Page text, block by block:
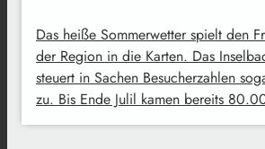
Das heiße Sommerwetter spielt den
der Region in die Karten. Das
steuert in Sachen Besucherzahlen
zu. Bis Ende Julil kamen bereits